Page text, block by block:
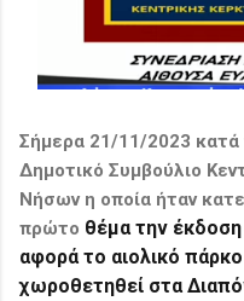
Σήμερα 21/11/2023 κατά
Δημοτικό Συμβούλιο
Νήσων η οποία ήταν
πρώτο θέμα την έκδοση
αφορά το αιολικό
χωροθετηθεί στα